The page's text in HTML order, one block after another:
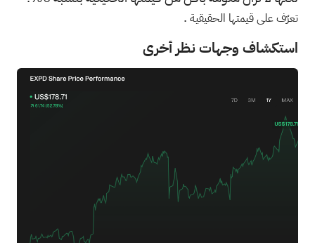
تعرّف على قيمتها الحقيقية.
استكشاف وجهات نظر أخرى